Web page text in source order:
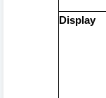
Display